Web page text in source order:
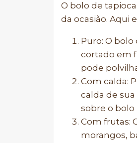
O bolo de
da ocasião. Aqui
Puro: O
cortado em
pode
Com calda:
calda de
sobre o bolo
Com frutas:
morangos,